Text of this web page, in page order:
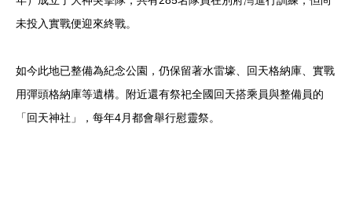
未投入實戰便迎來終戰。
如今此地已整備為紀念公園，仍保留著水雷壕、回天格納庫、實戰
用彈頭格納庫等遺構。附近還有祭祀全國回天搭乘員與整備員的
「回天神社」，每年4月都會舉行慰靈祭。